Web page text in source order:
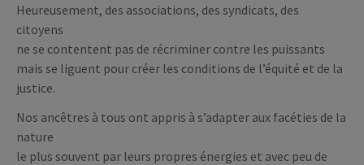
Heureusement, des associations, des syndicats, des
citoyens
ne se contentent pas de récriminer contre les puissants
mais se liguent pour créer les conditions de l’équité et de la
justice.
Nos ancêtres à tous ont appris à s’adapter aux facéties de la
nature
le plus souvent par leurs propres énergies et avec peu de